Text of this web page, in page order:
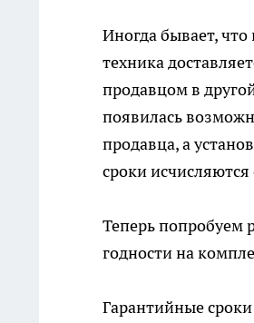
Иногда бывает,
техника
продавцом в
появилась
продавца, а
сроки
Теперь попробуем
годности на
Гарантийные